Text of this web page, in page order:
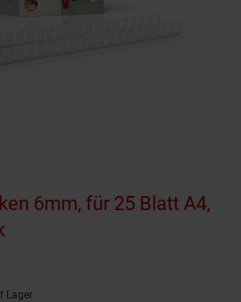
6mm, für 25 Blatt A4,
Lager